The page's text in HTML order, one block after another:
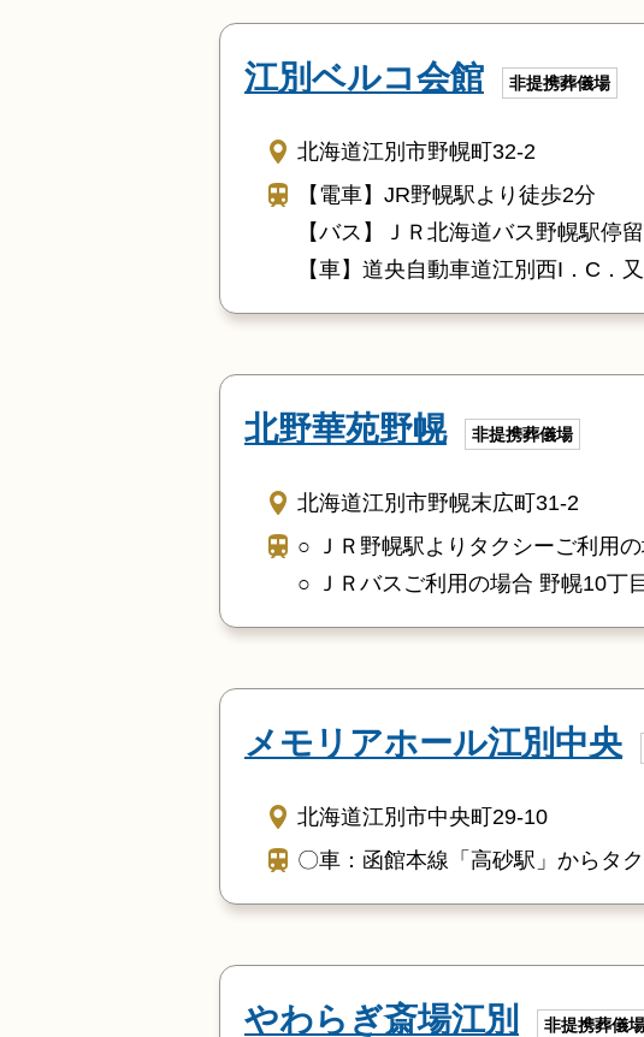
江別ベルコ会館 非提携葬儀場
北海道江別市野幌町32-2
【電車】JR野幌駅より徒歩2分
【バス】ＪＲ北海道バス野幌駅停
【車】道央自動車道江別西I．C．
北野華苑野幌 非提携葬儀場
北海道江別市野幌末広町31-2
○ ＪＲ野幌駅よりタクシーご利用
○ ＪＲバスご利用の場合 野幌10丁
メモリアホール江別中央
北海道江別市中央町29-10
〇車：函館本線「高砂駅」からタ
やわらぎ斎場江別 非提携葬儀場